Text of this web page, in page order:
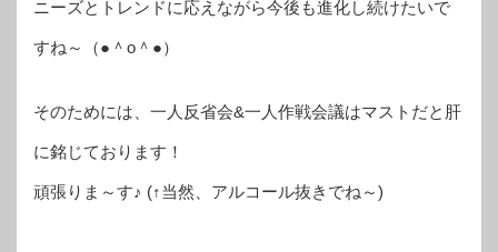
ニーズとトレンドに応えながら今後も進化し続けたいで
すね～（●＾o＾●）
そのためには、一人反省会&一人作戦会議はマストだと肝
に銘じております！
頑張りま～す♪ (↑当然、アルコール抜きでね～)